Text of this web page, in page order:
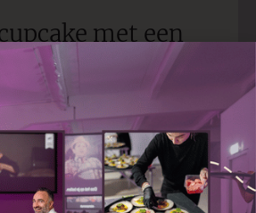
met een
topping
provençale
mozzarella en gegrilde